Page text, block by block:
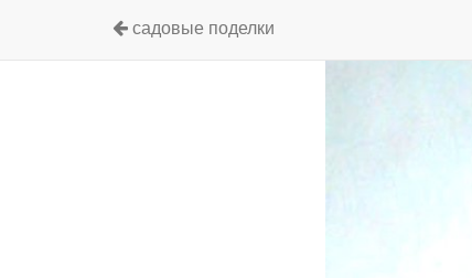
садовые поделки